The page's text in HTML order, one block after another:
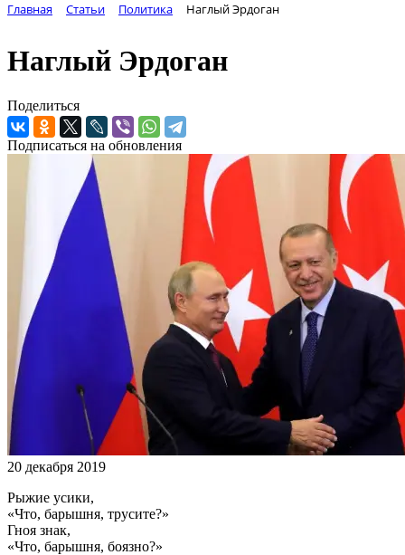
Главная Статьи Политика Наглый Эрдоган
Наглый Эрдоган
Поделиться
Подписаться на обновления
20 декабря 2019
Рыжие усики,
«Что, барышня, трусите?»
Гноя знак,
«Что, барышня, боязно?»